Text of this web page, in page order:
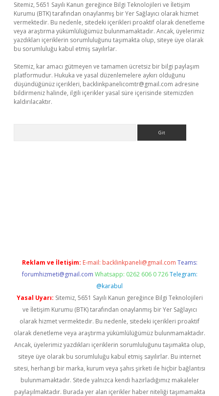
Sitemiz, 5651 Sayılı Kanun gereğince Bilgi Teknolojileri ve İletişim
Kurumu (BTK) tarafından onaylanmış bir Yer Sağlayıcı olarak hizmet
vermektedir. Bu nedenle, sitedeki içerikleri proaktif olarak denetleme
veya araştırma yükümlülüğümüz bulunmamaktadır. Ancak, üyelerimiz
yazdıkları içeriklerin sorumluluğunu taşımakta olup, siteye üye olarak
bu sorumluluğu kabul etmiş sayılırlar.
Sitemiz, kar amacı gütmeyen ve tamamen ücretsiz bir bilgi paylaşım
platformudur. Hukuka ve yasal düzenlemelere aykırı olduğunu
düşündüğünüz içerikleri, backlinkpanelicomtr@gmail.com adresine
bildirmeniz halinde, ilgili içerikler yasal süre içerisinde sitemizden
kaldırılacaktır.
Reklam ve İletişim: E-mail: backlinkpaneli@gmail.com Teams:
forumhizmeti@gmail.com Whatsapp: 0262 606 0 726 Telegram:
@karabul
Yasal Uyarı: Sitemiz, 5651 Sayılı Kanun gereğince Bilgi Teknolojileri
ve İletişim Kurumu (BTK) tarafından onaylanmış bir Yer Sağlayıcı
olarak hizmet vermektedir. Bu nedenle, sitedeki içerikleri proaktif
olarak denetleme veya araştırma yükümlülüğümüz bulunmamaktadır.
Ancak, üyelerimiz yazdıkları içeriklerin sorumluluğunu taşımakta olup,
siteye üye olarak bu sorumluluğu kabul etmiş sayılırlar. Bu internet
sitesi, herhangi bir marka, kurum veya şahıs şirketi ile hiçbir bağlantısı
bulunmamaktadır. Sitede yalnızca kendi hazırladığımız makaleler
paylaşılmaktadır. Burada yer alan içerikler haber niteliği taşımamakta